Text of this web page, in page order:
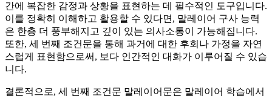
간에 복잡한 감정과 상황을 표현하는 데 필수적인 도구입니다.
이를 정확히 이해하고 활용할 수 있다면, 말레이어 구사 능력
은 한층 더 풍부해지고 깊이 있는 의사소통이 가능해집니다.
또한, 세 번째 조건문을 통해 과거에 대한 후회나 가정을 자연
스럽게 표현함으로써, 보다 인간적인 대화가 이루어질 수 있습
니다.
결론적으로, 세 번째 조건문 말레이어문은 말레이어 학습에서